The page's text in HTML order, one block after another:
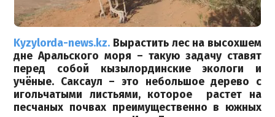
Kyzylorda-news.kz. Вырастить лес на высохшем
дне Аральского моря – такую задачу ставят
перед собой кызылординские экологи и
учёные. Саксаул – это небольшое дерево с
игольчатыми листьями, которое растет на
песчаных почвах преимущественно в южных